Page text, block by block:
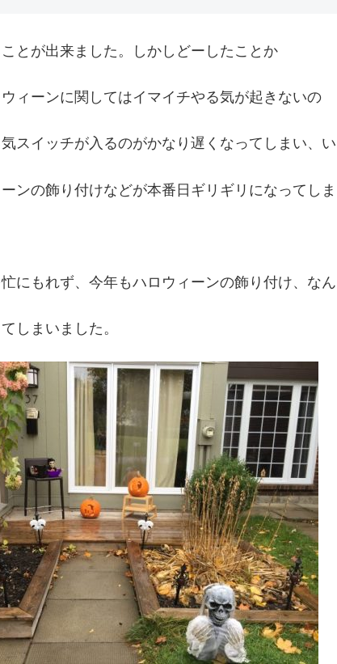
とが出来ました。しかしどーしたことか
ィーンに関してはイマイチやる気が起きないの
スイッチが入るのがかなり遅くなってしまい、い
ンの飾り付けなどが本番日ギリギリになってしま
にもれず、今年もハロウィーンの飾り付け、なん
しまいました。